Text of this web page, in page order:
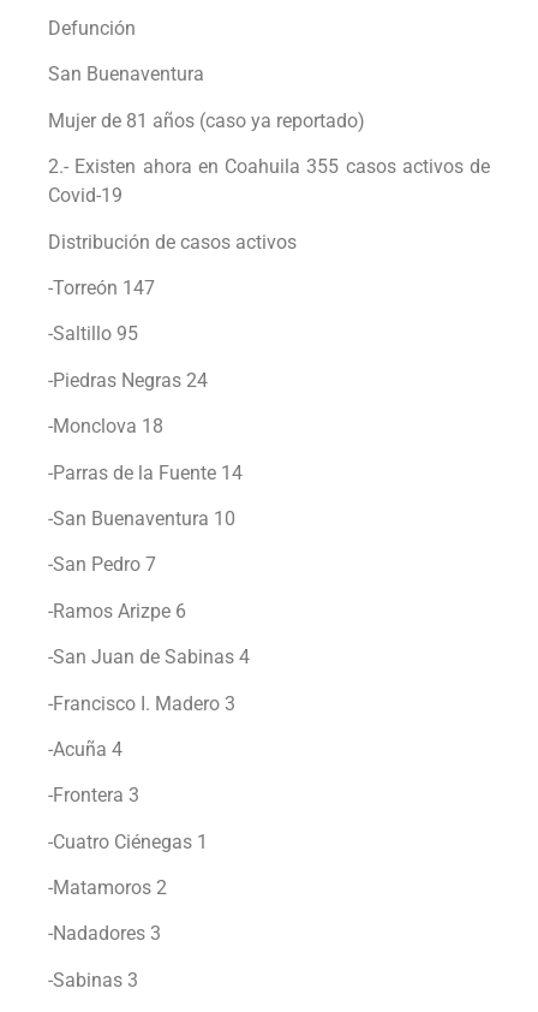
Defunción
San Buenaventura
Mujer de 81 años (caso ya reportado)
2.- Existen ahora en Coahuila 355 casos activos de
Covid-19
Distribución de casos activos
-Torreón 147
-Saltillo 95
-Piedras Negras 24
-Monclova 18
-Parras de la Fuente 14
-San Buenaventura 10
-San Pedro 7
-Ramos Arizpe 6
-San Juan de Sabinas 4
-Francisco I. Madero 3
-Acuña 4
-Frontera 3
-Cuatro Ciénegas 1
-Matamoros 2
-Nadadores 3
-Sabinas 3